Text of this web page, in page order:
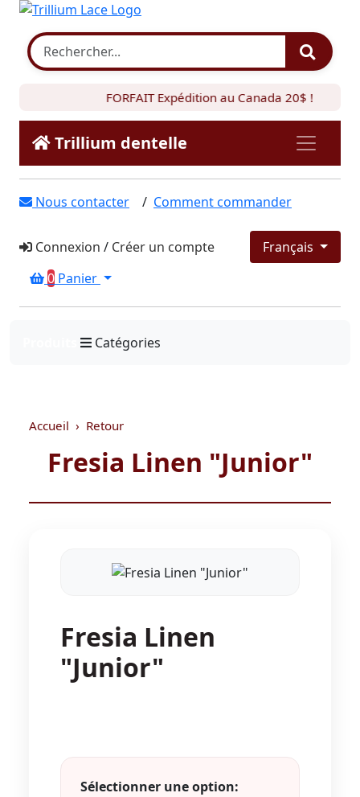
FORFAIT Expédition au Canada 20$ !
Trillium dentelle
Nous contacter / Comment commander
Connexion / Créer un compte
Français
0 Panier
Catégories
Accueil Retour
Fresia Linen "Junior"
Fresia Linen
"Junior"
Sélectionner une option: